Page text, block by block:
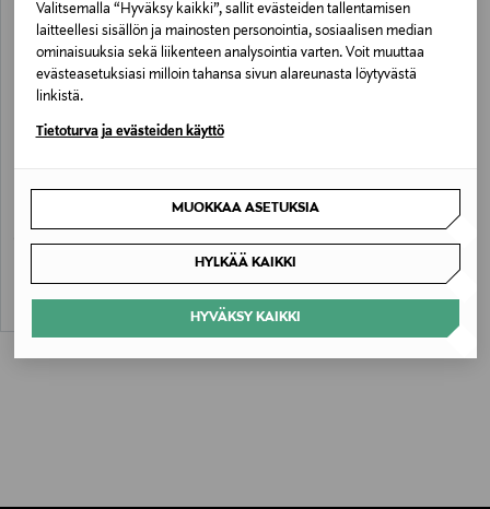
Valitsemalla “Hyväksy kaikki”, sallit evästeiden tallentamisen
laitteellesi sisällön ja mainosten personointia, sosiaalisen median
ominaisuuksia sekä liikenteen analysointia varten. Voit muuttaa
evästeasetuksiasi milloin tahansa sivun alareunasta löytyvästä
linkistä.
Tietoturva ja evästeiden käyttö
MUOKKAA ASETUKSIA
HYLKÄÄ KAIKKI
HYVÄKSY KAIKKI
Original Price
139,00 €